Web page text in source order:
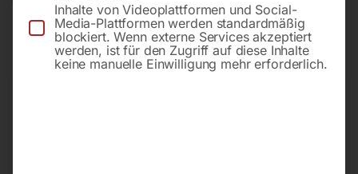
In den Warenkorb
Inhalte von Videoplattformen und Social-
Media-Plattformen werden standardmäßig
blockiert. Wenn externe Services akzeptiert
werden, ist für den Zugriff auf diese Inhalte
keine manuelle Einwilligung mehr erforderlich.